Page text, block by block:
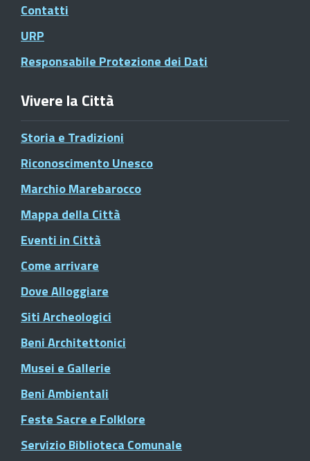
Contatti
URP
Responsabile Protezione dei Dati
Vivere la Città
Storia e Tradizioni
Riconoscimento Unesco
Marchio Marebarocco
Mappa della Città
Eventi in Città
Come arrivare
Dove Alloggiare
Siti Archeologici
Beni Architettonici
Musei e Gallerie
Beni Ambientali
Feste Sacre e Folklore
Servizio Biblioteca Comunale